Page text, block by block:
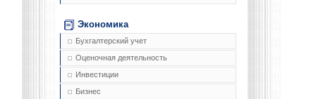
Экономика
Бухгалтерский учет
Оценочная деятельность
Инвестиции
Бизнес